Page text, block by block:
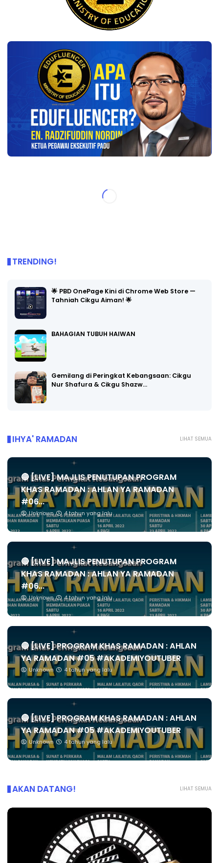
TRENDING!
🌟 PBD OnePage Kini di Chrome Web Store —
Tahniah Cikgu Aiman! 🌟
BAHAGIAN TUBUH HAIWAN
Gemilang di Peringkat Kebangsaan: Cikgu
Nur Shafura & Cikgu Shazw…
LIHAT SEMUA
IHYA' RAMADAN
🔴 [LIVE] MAJLIS PENUTUPAN PROGRAM
KHAS RAMADAN : AHLAN YA RAMADAN
#06...
Unknown 4 tahun yang lalu
🔴 [LIVE] MAJLIS PENUTUPAN PROGRAM
KHAS RAMADAN : AHLAN YA RAMADAN
#06...
Unknown 4 tahun yang lalu
🔴 [LIVE] PROGRAM KHAS RAMADAN : AHLAN
YA RAMADAN #05 #AKADEMIYOUTUBER
Unknown 4 tahun yang lalu
🔴 [LIVE] PROGRAM KHAS RAMADAN : AHLAN
YA RAMADAN #05 #AKADEMIYOUTUBER
Unknown 4 tahun yang lalu
LIHAT SEMUA
AKAN DATANG!